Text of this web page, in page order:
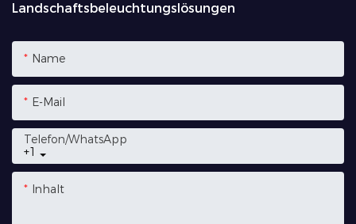
Landschaftsbeleuchtungslösungen
Name
E-Mail
+1
Telefon/WhatsApp
Inhalt